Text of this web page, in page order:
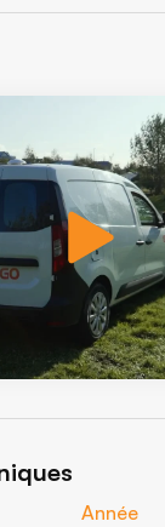
Année